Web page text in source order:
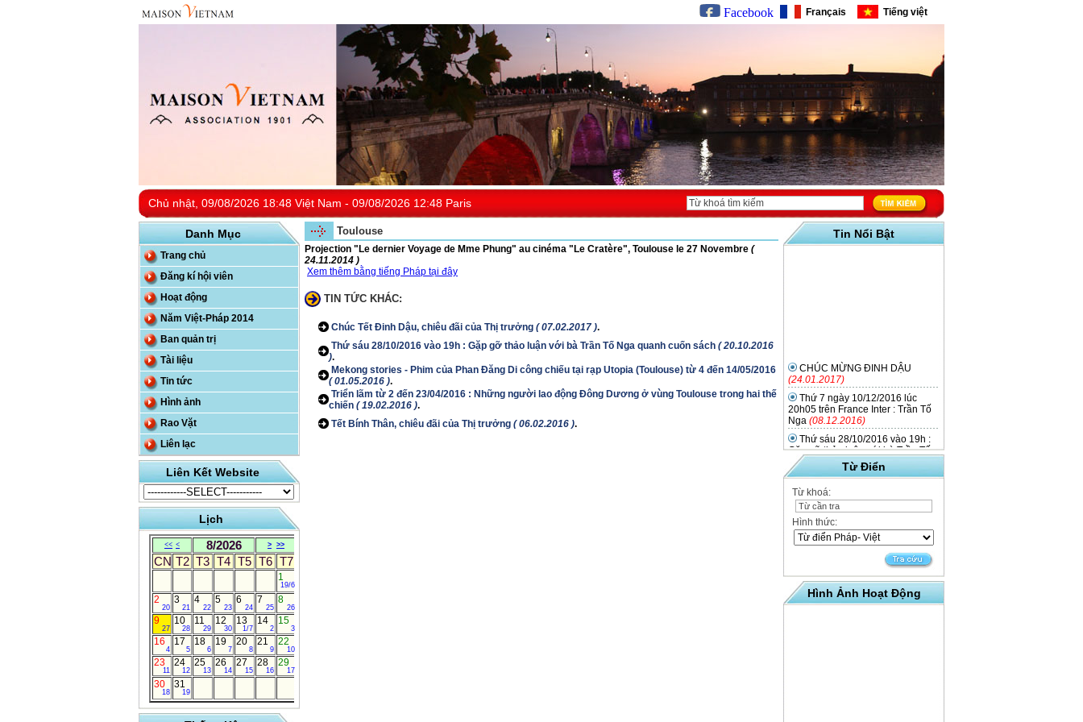
Facebook Français Tiếng việt
Chủ nhật, 09/08/2026 18:48 Việt Nam - 09/08/2026 12:48 Paris
Danh Mục
Trang chủ
Đăng kí hội viên
Hoạt động
Năm Việt-Pháp 2014
Ban quản trị
Tài liệu
Tin tức
Hình ảnh
Rao Vặt
Liên lạc
Liên Kết Website
Lịch
<< < 8/2026 > >>
CN T2 T3 T4 T5 T6 T7
1
19/6
2
20
3
21
4
22
5
23
6
24
7
25
8
26
9
27
10
28
11
29
12
30
13
1/7
14
2
15
3
16
4
17
5
18
6
19
7
20
8
21
9
22
10
23
11
24
12
25
13
26
14
27
15
28
16
29
17
30
18
31
19
Toulouse
Projection "Le dernier Voyage de Mme Phung" au cinéma "Le Cratère", Toulouse le 27 Novembre (
24.11.2014 )
Xem thêm bằng tiếng Pháp tại đây
TIN TỨC KHÁC:
Chúc Tết Đinh Dậu, chiêu đãi của Thị trưởng ( 07.02.2017 ).
Thứ sáu 28/10/2016 vào 19h : Gặp gỡ thảo luận với bà Trần Tố Nga quanh cuốn sách ( 20.10.2016
).
Mekong stories - Phim của Phan Đăng Di công chiếu tại rạp Utopia (Toulouse) từ 4 đến 14/05/2016
( 01.05.2016 ).
Triển lãm từ 2 đến 23/04/2016 : Những người lao động Đông Dương ở vùng Toulouse trong hai thế
chiến ( 19.02.2016 ).
Tết Bính Thân, chiêu đãi của Thị trưởng ( 06.02.2016 ).
Tin Nổi Bật
CHÚC MỪNG ĐINH DẬU
(24.01.2017)
Thứ 7 ngày 10/12/2016 lúc
20h05 trên France Inter : Trần Tố
Nga(08.12.2016)
Thứ sáu 28/10/2016 vào 19h :
Gặp gỡ thảo luận với bà Trần Tố
Nga quanh cuốn sách
(20.10.2016)
Thứ tư ngày 14/09/2016 lúc
18h : gặp gỡ giới thiệu về các lớp
tiếng Việt sắp mở
Mekong stories - Phim của
Phan Đăng Di công chiếu tại rạp
Utopia (Toulouse) từ 4 đến
(01.05.2016)
20/4/2016 : Film Mekong
Stories của Phan Dang Di ra mắt
quần chúng Pháp.(08.04.2016)
Từ Điển
Từ khoá:
Hình thức:
Hình Ảnh Hoạt Động